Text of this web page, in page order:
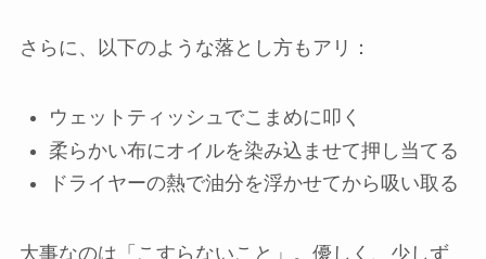
さらに、以下のような落とし方もアリ：
ウェットティッシュでこまめに叩く
柔らかい布にオイルを染み込ませて押し当てる
ドライヤーの熱で油分を浮かせてから吸い取る
大事なのは「こすらないこと」。優しく、少しず